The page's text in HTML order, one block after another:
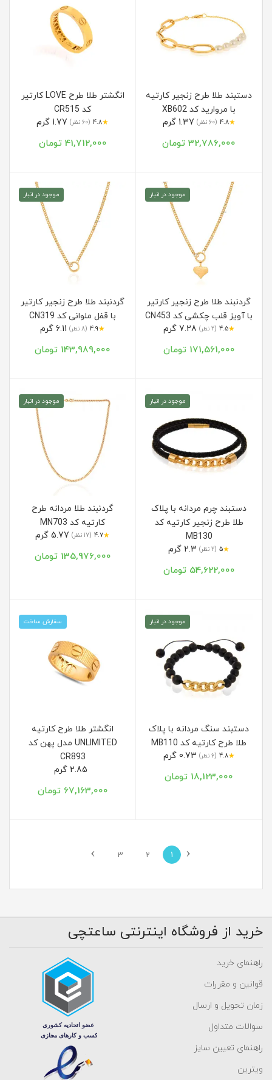
دستبند طلا طرح زنجیر کارتیه
با مروارید کد XB602
★
4.8 (60 نظر)
32,786,000 تومان
انگشتر طلا طرح LOVE کارتیر
کد CR515
★
4.8 (60 نظر)
41,712,000 تومان
موجود در انبار
گردنبند طلا طرح زنجیر کارتیر
با آویز قلب چکشی کد CN453
★
4.5 (2 نظر)
171,561,000 تومان
موجود در انبار
گردنبند طلا طرح زنجیر کارتیر
با قفل ملوانی کد CN319
★
4.9 (8 نظر)
143,989,000 تومان
موجود در انبار
دستبند چرم مردانه با پلاک
طلا طرح زنجیر کارتیه کد
MB130
★
5 (2 نظر)
54,622,000 تومان
موجود در انبار
گردنبند طلا مردانه طرح
کارتیه کد MN703
★
4.7 (17 نظر)
135,976,000 تومان
موجود در انبار
دستبند سنگ مردانه با پلاک
طلا طرح کارتیه کد MB110
★
4.8 (6 نظر)
18,123,000 تومان
سفارش ساخت
انگشتر طلا طرح کارتیه
UNLIMITED مدل پهن کد
CR893
67,163,000 تومان
‹
1
2
3
›
خرید از فروشگاه اینترنتی ساعتچی
راهنمای خرید
قوانین و مقررات
زمان تحویل و ارسال
سوالات متداول
راهنمای تعیین سایز
ویترین